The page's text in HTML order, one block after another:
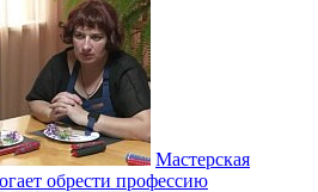
Мастерская
обрести профессию